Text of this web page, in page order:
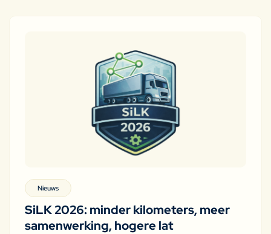
Nieuws
SiLK 2026: minder kilometers, meer
samenwerking, hogere lat